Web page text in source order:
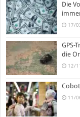
Die
17/
GPS-
die
12/
11/